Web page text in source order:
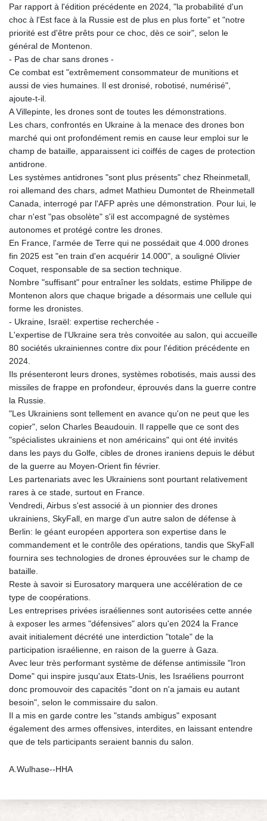
Par rapport à l'édition précédente en 2024, "la probabilité d'un
choc à l'Est face à la Russie est de plus en plus forte" et "notre
priorité est d'être prêts pour ce choc, dès ce soir", selon le
général de Montenon.
- Pas de char sans drones -
Ce combat est "extrêmement consommateur de munitions et
aussi de vies humaines. Il est dronisé, robotisé, numérisé",
ajoute-t-il.
A Villepinte, les drones sont de toutes les démonstrations.
Les chars, confrontés en Ukraine à la menace des drones bon
marché qui ont profondément remis en cause leur emploi sur le
champ de bataille, apparaissent ici coiffés de cages de protection
antidrone.
Les systèmes antidrones "sont plus présents" chez Rheinmetall,
roi allemand des chars, admet Mathieu Dumontet de Rheinmetall
Canada, interrogé par l'AFP après une démonstration. Pour lui, le
char n'est "pas obsolète" s'il est accompagné de systèmes
autonomes et protégé contre les drones.
En France, l'armée de Terre qui ne possédait que 4.000 drones
fin 2025 est "en train d'en acquérir 14.000", a souligné Olivier
Coquet, responsable de sa section technique.
Nombre "suffisant" pour entraîner les soldats, estime Philippe de
Montenon alors que chaque brigade a désormais une cellule qui
forme les dronistes.
- Ukraine, Israël: expertise recherchée -
L'expertise de l'Ukraine sera très convoitée au salon, qui accueille
80 sociétés ukrainiennes contre dix pour l'édition précédente en
2024.
Ils présenteront leurs drones, systèmes robotisés, mais aussi des
missiles de frappe en profondeur, éprouvés dans la guerre contre
la Russie.
"Les Ukrainiens sont tellement en avance qu'on ne peut que les
copier", selon Charles Beaudouin. Il rappelle que ce sont des
"spécialistes ukrainiens et non américains" qui ont été invités
dans les pays du Golfe, cibles de drones iraniens depuis le début
de la guerre au Moyen-Orient fin février.
Les partenariats avec les Ukrainiens sont pourtant relativement
rares à ce stade, surtout en France.
Vendredi, Airbus s'est associé à un pionnier des drones
ukrainiens, SkyFall, en marge d'un autre salon de défense à
Berlin: le géant européen apportera son expertise dans le
commandement et le contrôle des opérations, tandis que SkyFall
fournira ses technologies de drones éprouvées sur le champ de
bataille.
Reste à savoir si Eurosatory marquera une accélération de ce
type de coopérations.
Les entreprises privées israéliennes sont autorisées cette année
à exposer les armes "défensives" alors qu'en 2024 la France
avait initialement décrété une interdiction "totale" de la
participation israélienne, en raison de la guerre à Gaza.
Avec leur très performant système de défense antimissile "Iron
Dome" qui inspire jusqu'aux Etats-Unis, les Israéliens pourront
donc promouvoir des capacités "dont on n'a jamais eu autant
besoin", selon le commissaire du salon.
Il a mis en garde contre les "stands ambigus" exposant
également des armes offensives, interdites, en laissant entendre
que de tels participants seraient bannis du salon.
A.Wulhase--HHA